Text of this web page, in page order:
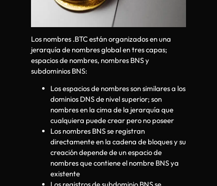
Los nombres .BTC están organizados en una
jerarquía de nombres global en tres capas;
espacios de nombres, nombres BNS y
subdominios BNS:
Los espacios de nombres son similares a los
dominios DNS de nivel superior; son
nombres en la cima de la jerarquía que
cualquiera puede crear pero no poseer
Los nombres BNS se registran
directamente en la cadena de bloques y su
creación depende de un espacio de
nombres que contiene el nombre BNS ya
existente